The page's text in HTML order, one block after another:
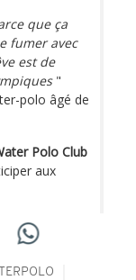
que ça
fumer avec
est de
"
polo âgé de
Polo Club
aux